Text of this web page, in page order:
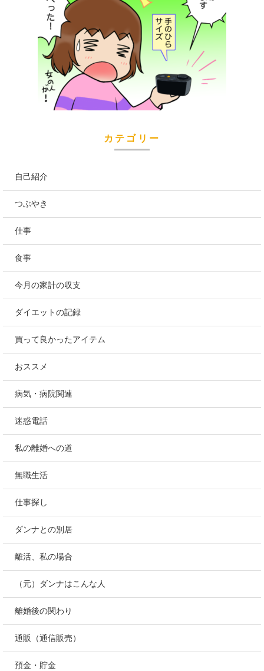
カテゴリー
自己紹介
つぶやき
仕事
食事
今月の家計の収支
ダイエットの記録
買って良かったアイテム
おススメ
病気・病院関連
迷惑電話
私の離婚への道
無職生活
仕事探し
ダンナとの別居
離活、私の場合
（元）ダンナはこんな人
離婚後の関わり
通販（通信販売）
預金・貯金